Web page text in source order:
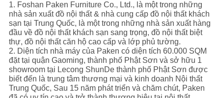
1. Foshan Paken Furniture Co., Ltd., là một trong những
nhà sản xuất đồ nội thất & nhà cung cấp đồ nội thất khách
sạn tại Trung Quốc, là một trong những nhà sản xuất hàng
đầu về đồ nội thất khách sạn sang trọng, đồ nội thất biệt
thự, đồ nội thất căn hộ cao cấp và lớp phủ tường.
2. Diện tích nhà máy của Paken có diện tích 60.000 SQM
đặt tại quận Gaoming, thành phố Phật Sơn và sở hữu 1
showroom tại Lecong ShunDe thành phố Phật Sơn được
biết đến là trung tâm thương mại và kinh doanh Nội thất
Trung Quốc, Sau 15 năm phát triển và chăm chút, Paken